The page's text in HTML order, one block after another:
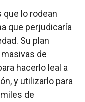
que lo rodean
que perjudicaría
Su plan
de
hacerlo leal a
y utilizarlo para
de